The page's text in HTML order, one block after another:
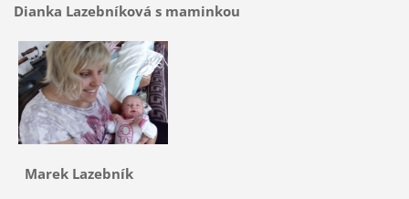
Dianka Lazebníková s maminkou
Marek Lazebník